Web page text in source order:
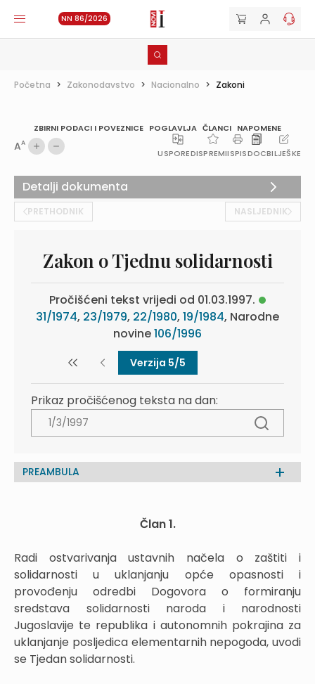
NN 86/2026
Početna > Zakonodavstvo > Nacionalno > Zakoni
ZBIRNI PODACI I POVEZNICE POGLAVLJA ČLANCI NAPOMENE
AA
USPOREDISPREMIISPISDOCBILJEŠKE
PRETHODNIK NASLJEDNIK
Zakon o Tjednu solidarnosti
Pročišćeni tekst vrijedi od 01.03.1997.
31/1974, 23/1979, 22/1980, 19/1984, Narodne
novine106/1996
Verzija 5/5
Prikaz pročišćenog teksta na dan:
PREAMBULA
Član1.
Radi ostvarivanja ustavnih načela o zaštiti i
solidarnosti u uklanjanju opće opasnosti i
provođenju odredbi Dogovora o formiranju
sredstava solidarnosti naroda i narodnosti
Jugoslavije te republika i autonomnih pokrajina za
uklanjanje posljedica elementarnih nepogoda, uvodi
se Tjedan solidarnosti.
Detalji dokumenta